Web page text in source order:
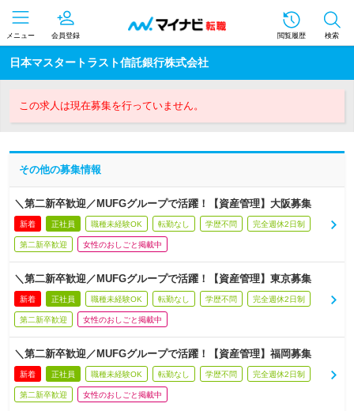
メニュー 会員登録 閲覧履歴 検索
日本マスタートラスト信託銀行株式会社
この求人は現在募集を行っていません。
その他の募集情報
＼第二新卒歓迎／MUFGグループで活躍！【資産管理】大阪募集
新着 正社員 職種未経験OK 転勤なし 学歴不問 完全週休2日制
第二新卒歓迎 女性のおしごと掲載中
＼第二新卒歓迎／MUFGグループで活躍！【資産管理】東京募集
新着 正社員 職種未経験OK 転勤なし 学歴不問 完全週休2日制
第二新卒歓迎 女性のおしごと掲載中
＼第二新卒歓迎／MUFGグループで活躍！【資産管理】福岡募集
新着 正社員 職種未経験OK 転勤なし 学歴不問 完全週休2日制
第二新卒歓迎 女性のおしごと掲載中